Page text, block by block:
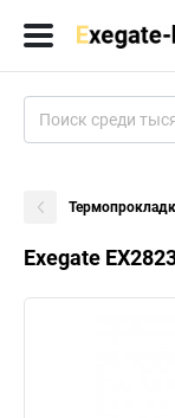
Exegate